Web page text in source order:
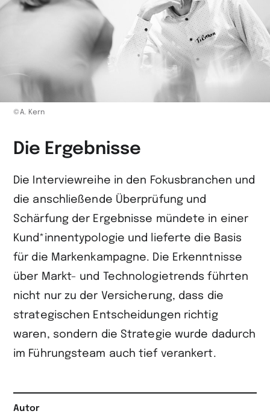
©A. Kern
Die Ergebnisse
Die Interviewreihe in den Fokusbranchen und
die anschließende Überprüfung und
Schärfung der Ergebnisse mündete in einer
Kund*innentypologie und lieferte die Basis
für die Markenkampagne. Die Erkenntnisse
über Markt- und Technologietrends führten
nicht nur zu der Versicherung, dass die
strategischen Entscheidungen richtig
waren, sondern die Strategie wurde dadurch
im Führungsteam auch tief verankert.
Autor